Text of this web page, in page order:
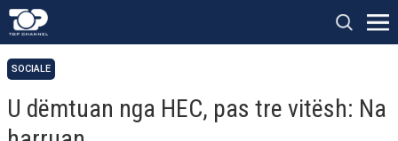
SOCIALE
U dëmtuan nga HEC, pas tre vitësh: Na